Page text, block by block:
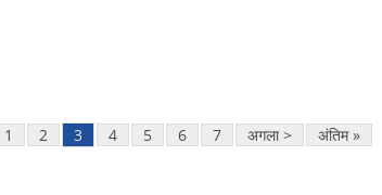
1 2 3 4 5 6 7 अगला > अंतिम »